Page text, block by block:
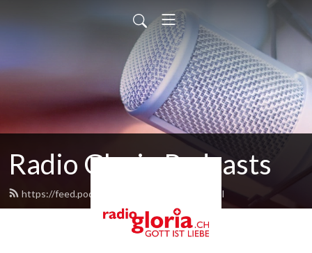
Radio Gloria Podcasts
https://feed.podbean.com/radiogloria/feed.xml